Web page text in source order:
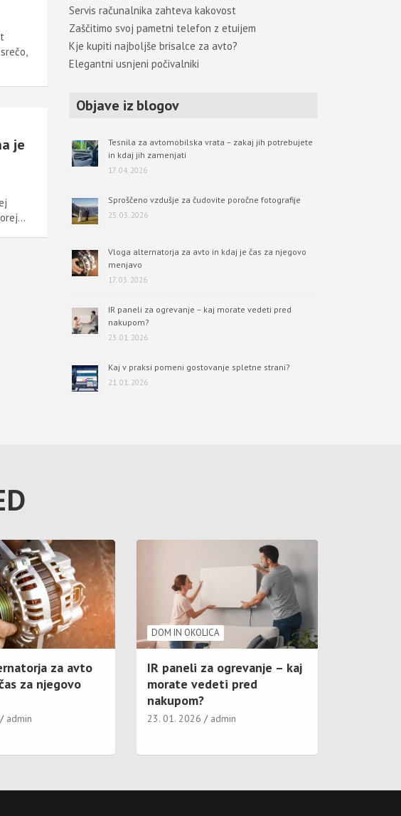
je
Servis računalnika zahteva kakovost
Zaščitimo svoj pametni telefon z etuijem
Kje kupiti najboljše brisalce za avto?
Elegantni usnjeni počivalniki
Objave iz blogov
Tesnila za avtomobilska vrata – zakaj jih potrebujete
in kdaj jih zamenjati
17. 04. 2026
Sproščeno vzdušje za čudovite poročne fotografije
25. 03. 2026
Vloga alternatorja za avto in kdaj je čas za njegovo
menjavo
17. 03. 2026
IR paneli za ogrevanje – kaj morate vedeti pred
nakupom?
23. 01. 2026
Kaj v praksi pomeni gostovanje spletne strani?
21. 01. 2026
za avto
za njegovo
admin
DOM IN OKOLICA
IR paneli za ogrevanje – kaj
morate vedeti pred
nakupom?
23. 01. 2026 admin